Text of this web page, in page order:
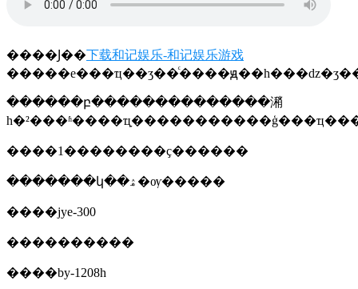
����Ϳ��下载和记娱乐-和记娱乐游戏
������բ��������������潲
����1��������ҫ������
�������կ��ۿ�ѹ�����
����jye-300
����������
����by-1208h